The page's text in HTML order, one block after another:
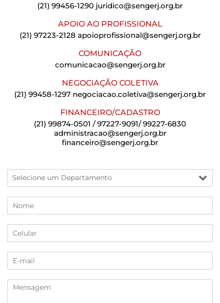
(21) 99456-1290 juridico@sengerj.org.br
APOIO AO PROFISSIONAL
(21) 97223-2128 apoioprofissional@sengerj.org.br
COMUNICAÇÃO
comunicacao@sengerj.org.br
NEGOCIAÇÃO COLETIVA
(21) 99458-1297 negociacao.coletiva@sengerj.org.br
FINANCEIRO/CADASTRO
(21) 99874-0501 / 97227-9091/ 99227-6830
administracao@sengerj.org.br
financeiro@sengerj.org.br